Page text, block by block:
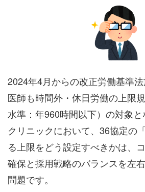
2024年4月からの改正労働基準
医師も時間外・休日労働の上限
水準：年960時間以下）の対象
クリニックにおいて、36協定の
る上限をどう設定すべきかは、
確保と採用戦略のバランスを左
問題です。